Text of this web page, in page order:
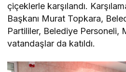
çiçeklerle karşılandı.
Başkanı Murat Topkara,
Partililer, Belediye Personeli,
vatandaşlar da katıldı.